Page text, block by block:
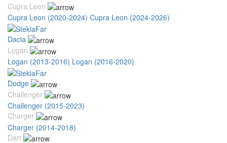
Cupra Leon
Cupra Leon (2020-2024) Cupra Leon (2024-2026)
Dacia
Logan
Logan (2013-2016) Logan (2016-2020)
Dodge
Challenger
Challenger (2015-2023)
Charger
Charger (2014-2018)
Dart